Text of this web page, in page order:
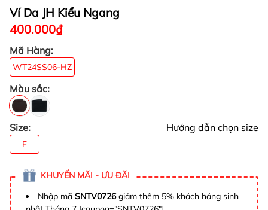
Ví Da JH Kiểu Ngang
400.000₫
Mã Hàng:
WT24SS06-HZ
Màu sắc:
Size: Hướng dẫn chọn size
F
KHUYẾN MÃI - ƯU ĐÃI
Nhập mã SNTV0726giảm thêm 5% khách háng sinh